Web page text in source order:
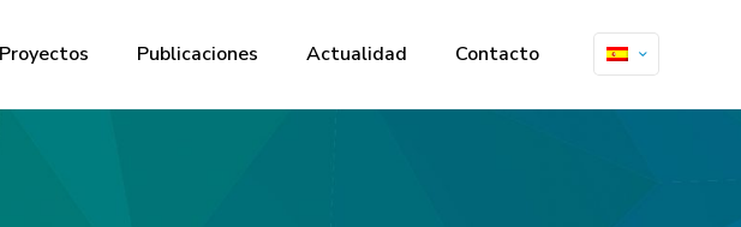
Proyectos Publicaciones Actualidad Contacto